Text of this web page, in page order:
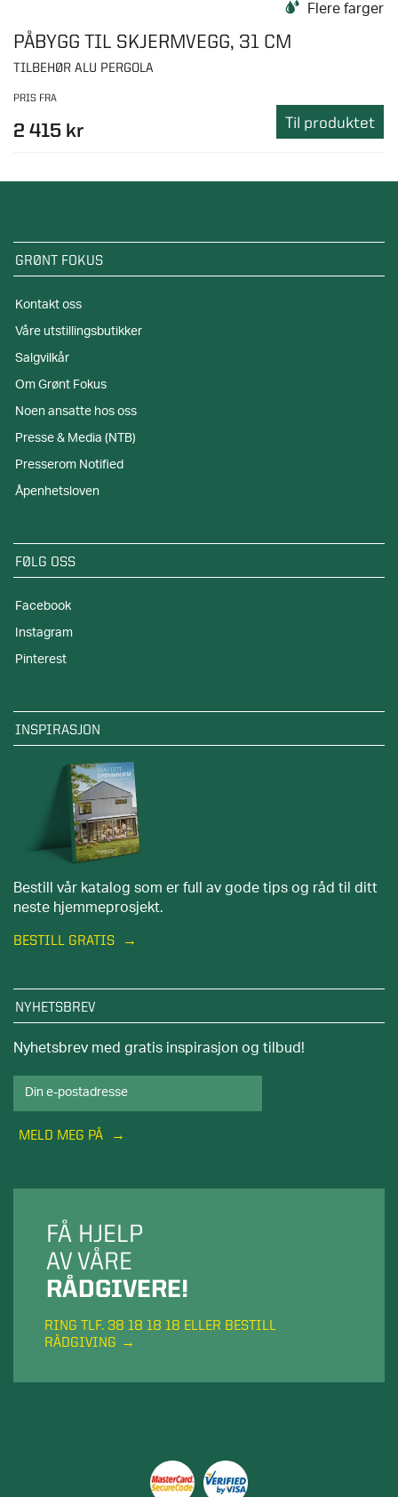
Flere farger
PÅBYGG TIL SKJERMVEGG, 31 CM
TILBEHØR ALU PERGOLA
PRIS FRA
2 415 kr Til produktet
GRØNT FOKUS
Kontakt oss
Våre utstillingsbutikker
Salgvilkår
Om Grønt Fokus
Noen ansatte hos oss
Presse & Media (NTB)
Presserom Notified
Åpenhetsloven
FØLG OSS
Facebook
Instagram
Pinterest
INSPIRASJON
Bestill vår katalog som er full av gode tips og råd til ditt
neste hjemmeprosjekt.
BESTILL GRATIS
NYHETSBREV
Nyhetsbrev med gratis inspirasjon og tilbud!
MELD MEG PÅ
FÅ HJELP
AV VÅRE
RÅDGIVERE!
RING TLF. 38 18 18 18 ELLER BESTILL
RÅDGIVING